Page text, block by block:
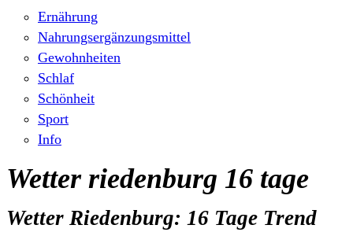
Ernährung
Nahrungsergänzungsmittel
Gewohnheiten
Schlaf
Schönheit
Sport
Info
Wetter riedenburg 16 tage
Wetter Riedenburg: 16 Tage Trend